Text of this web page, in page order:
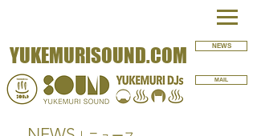
YUKEMURISOUND.COM NEWS
MAIL